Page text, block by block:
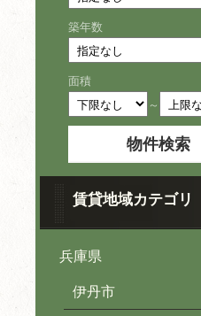
築年数
面積
～
賃貸地域カテゴリ
兵庫県
伊丹市